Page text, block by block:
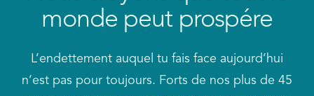
Comment cela affectera-t-il ma cote de crédit ?
Avec qui vais-je travailler tout au long du
processus et à quelle fréquence ?
Vous devez emprunter davantage pour défrayer
Vous recevez des appels des créanciers
vos dépenses et à épargner.
monde peut prospére
L’endettement auquel tu fais face aujourd’hui
n’est pas pour toujours. Forts de nos plus de 45